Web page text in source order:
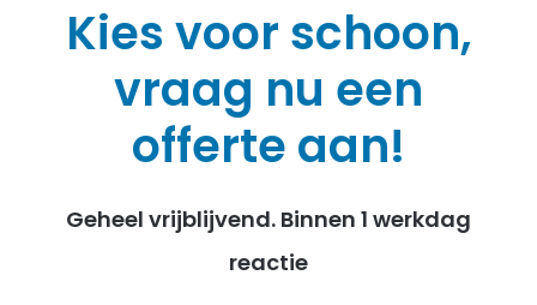
Kies voor schoon,
vraag nu een
offerte aan!
Geheel vrijblijvend. Binnen 1 werkdag
reactie